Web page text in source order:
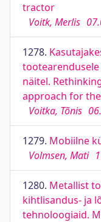
tractor
Voitk, Merlis
1278.
tootearendusele
näitel.
approach for
Voitka, Tõnis
1279. Mobiilne
Volmsen, Mati
1280. Metallist
kihtlisandus- ja
tehnoloogiaid.